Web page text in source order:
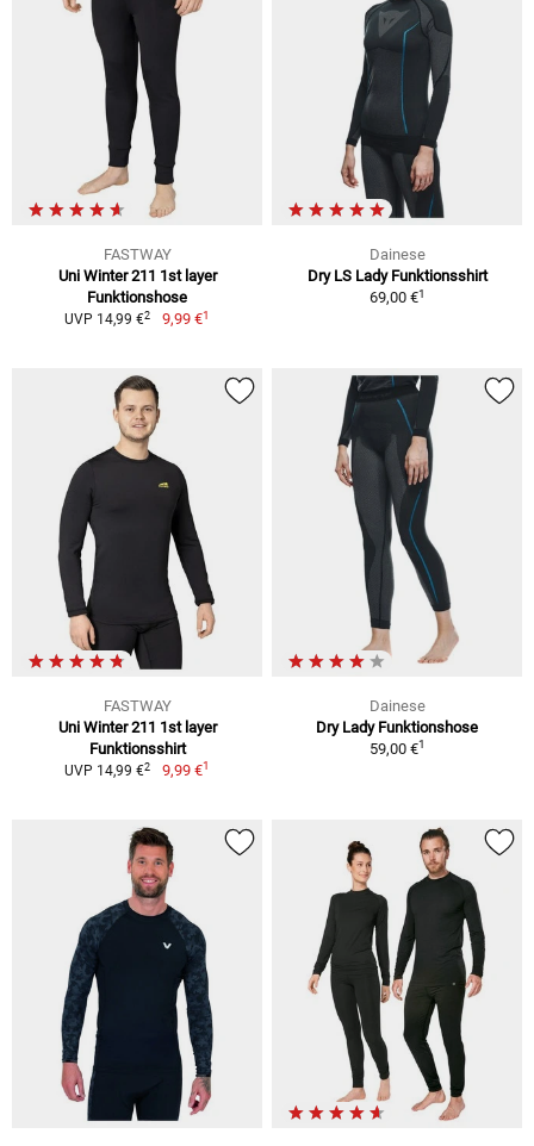
FASTWAY
Uni Winter 211 1st layer
Funktionshose
UVP 14,99 €2 9,99 €1
Dainese
Dry LS Lady Funktionsshirt
69,00 €1
FASTWAY
Uni Winter 211 1st layer
Funktionsshirt
UVP 14,99 €2 9,99 €1
Dainese
Dry Lady Funktionshose
59,00 €1